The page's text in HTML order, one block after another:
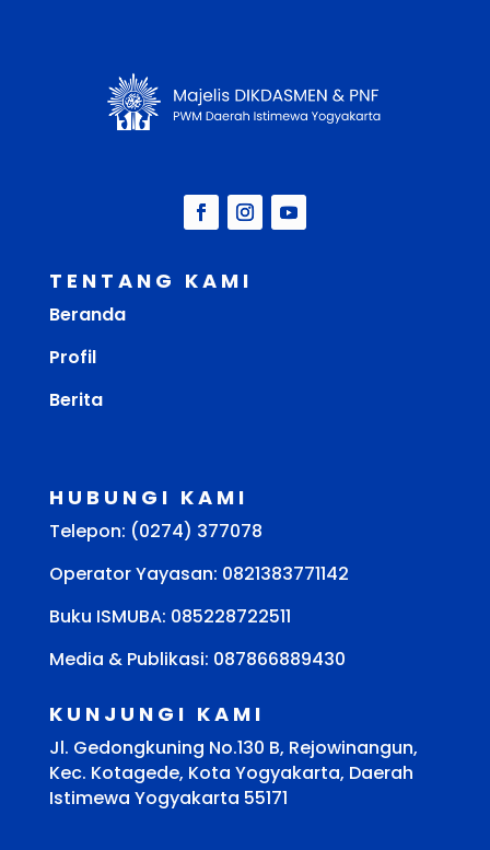
TENTANG KAMI
Beranda
Profil
Berita
HUBUNGI KAMI
Telepon: (0274) 377078
Operator Yayasan: 0821383771142
Buku ISMUBA: 085228722511
Media & Publikasi: 087866889430
KUNJUNGI KAMI
Jl. Gedongkuning No.130 B, Rejowinangun,
Kec. Kotagede, Kota Yogyakarta, Daerah
Istimewa Yogyakarta 55171